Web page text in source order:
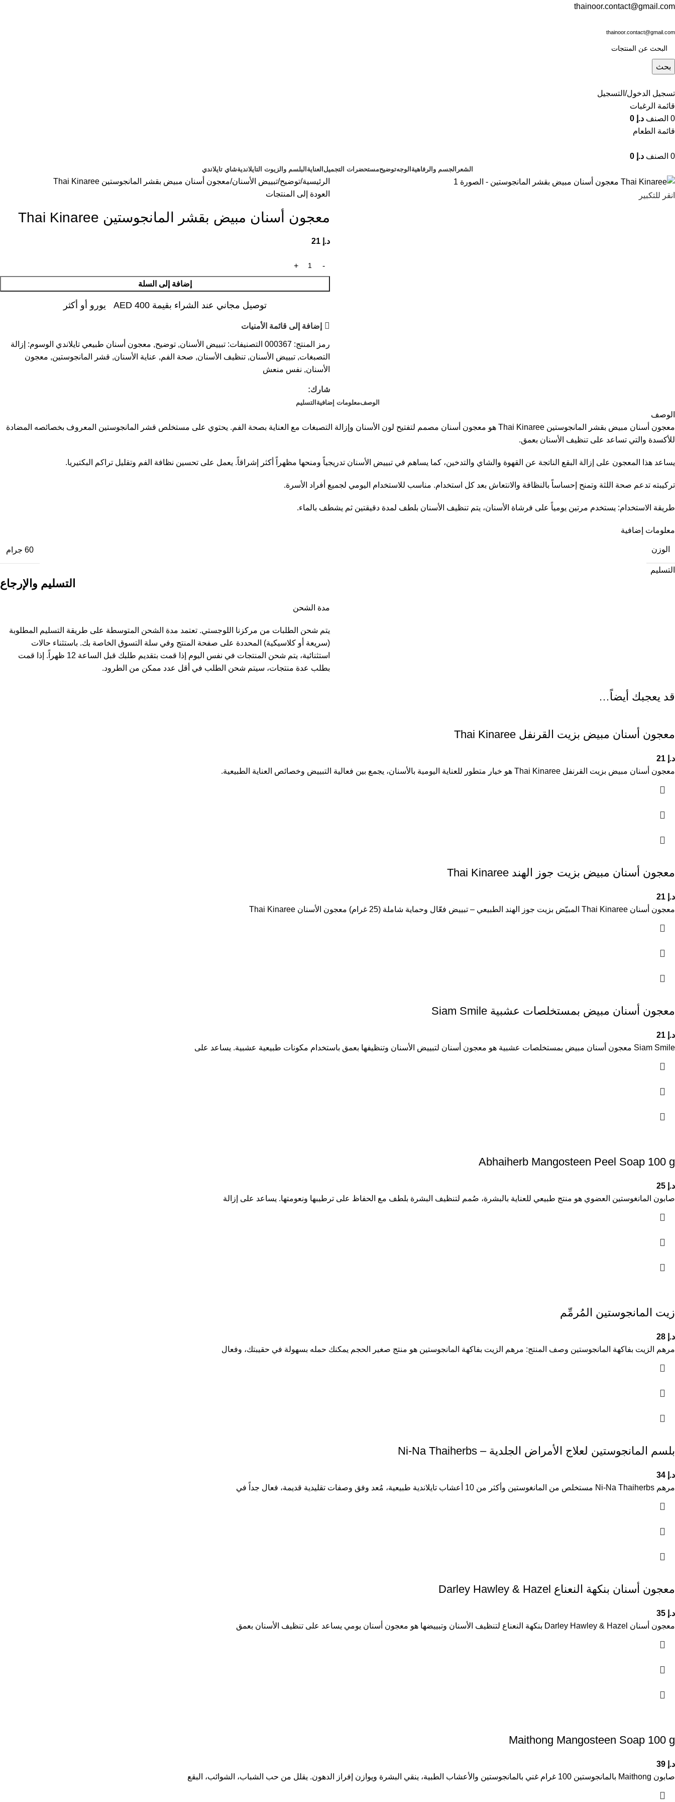
thainoor.contact@gmail.com
thainoor.contact@gmail.com
بحث
تسجيل الدخول/التسجيل
قائمة الرغبات
0 الصنف د.إ
قائمة الطعام
0 الصنف د.إ
الشعر الجسم والرفاهية الوجهتوضيحمستحضرات التجميل العناية البلسم والزيوت التايلانديةشاي تايلاندي
انقر للتكبير
الرئيسية توضيح تبييض الأسنان معجون أسنان مبيض بقشر المانجوستين Thai Kinaree
العودة إلى المنتجات
معجون أسنان مبيض بقشر المانجوستين Thai Kinaree
د.إ
إضافة إلى السلة
توصيل مجاني عند الشراء بقيمة AED 400 يورو أو أكثر
إضافة إلى قائمة الأمنيات
رمز المنتج: 000367 التصنيفات: تبييض الأسنان, توضيح, معجون أسنان طبيعي تايلاندي الوسوم: إزالة
التصبغات, تبييض الأسنان, تنظيف الأسنان, صحة الفم, عناية الأسنان, قشر المانجوستين, معجون
الأسنان, نفس منعش
شارك:
الوصفمعلومات إضافية التسليم
الوصف
معجون أسنان مبيض بقشر المانجوستين Thai Kinaree هو معجون أسنان مصمم لتفتيح لون الأسنان وإزالة التصبغات مع العناية بصحة الفم. يحتوي على مستخلص قشر المانجوستين المعروف بخصائصه المضادة
للأكسدة والتي تساعد على تنظيف الأسنان بعمق.
يساعد هذا المعجون على إزالة البقع الناتجة عن القهوة والشاي والتدخين، كما يساهم في تبييض الأسنان تدريجياً ومنحها مظهراً أكثر إشراقاً. يعمل على تحسين نظافة الفم وتقليل تراكم البكتيريا.
تركيبته تدعم صحة اللثة وتمنح إحساساً بالنظافة والانتعاش بعد كل استخدام. مناسب للاستخدام اليومي لجميع أفراد الأسرة.
طريقة الاستخدام: يستخدم مرتين يومياً على فرشاة الأسنان، يتم تنظيف الأسنان بلطف لمدة دقيقتين ثم يشطف بالماء.
معلومات إضافية
الوزن 60 جرام
التسليم
التسليم والإرجاع
مدة الشحن
يتم شحن الطلبات من مركزنا اللوجستي. تعتمد مدة الشحن المتوسطة على طريقة التسليم المطلوبة
(سريعة أو كلاسيكية) المحددة على صفحة المنتج وفي سلة التسوق الخاصة بك. باستثناء حالات
استثنائية، يتم شحن المنتجات في نفس اليوم إذا قمت بتقديم طلبك قبل الساعة 12 ظهراً. إذا قمت
بطلب عدة منتجات، سيتم شحن الطلب في أقل عدد ممكن من الطرود.
قد يعجبك أيضاً…
معجون أسنان مبيض بزيت القرنفل Thai Kinaree
د.إ
معجون أسنان مبيض بزيت القرنفل Thai Kinaree هو خيار متطور للعناية اليومية بالأسنان، يجمع بين فعالية التبييض وخصائص العناية الطبيعية.
معجون أسنان مبيض بزيت جوز الهند Thai Kinaree
د.إ
معجون أسنان Thai Kinaree المبيّض بزيت جوز الهند الطبيعي – تبييض فعّال وحماية شاملة (25 غرام) معجون الأسنان Thai Kinaree
معجون أسنان مبيض بمستخلصات عشبية Siam Smile
د.إ
Siam Smile معجون أسنان مبيض بمستخلصات عشبية هو معجون أسنان لتبييض الأسنان وتنظيفها بعمق باستخدام مكونات طبيعية عشبية. يساعد على
Abhaiherb Mangosteen Peel Soap 100 g
د.إ
صابون المانغوستين العضوي هو منتج طبيعي للعناية بالبشرة، صُمم لتنظيف البشرة بلطف مع الحفاظ على ترطيبها ونعومتها. يساعد على إزالة
زيت المانجوستين المُرمِّم
د.إ
مرهم الزيت بفاكهة المانجوستين وصف المنتج: مرهم الزيت بفاكهة المانجوستين هو منتج صغير الحجم يمكنك حمله بسهولة في حقيبتك، وفعال
بلسم المانجوستين لعلاج الأمراض الجلدية – Ni-Na Thaiherbs
د.إ
مرهم Ni-Na Thaiherbs مستخلص من المانغوستين وأكثر من 10 أعشاب تايلاندية طبيعية، مُعد وفق وصفات تقليدية قديمة، فعال جداً في
معجون أسنان بنكهة النعناع Darley Hawley & Hazel
د.إ
معجون أسنان Darley Hawley & Hazel بنكهة النعناع لتنظيف الأسنان وتبييضها هو معجون أسنان يومي يساعد على تنظيف الأسنان بعمق
Maithong Mangosteen Soap 100 g
د.إ
صابون Maithong بالمانجوستين 100 غرام غني بالمانجوستين والأعشاب الطبية، ينقي البشرة ويوازن إفراز الدهون. يقلل من حب الشباب، الشوائب، البقع